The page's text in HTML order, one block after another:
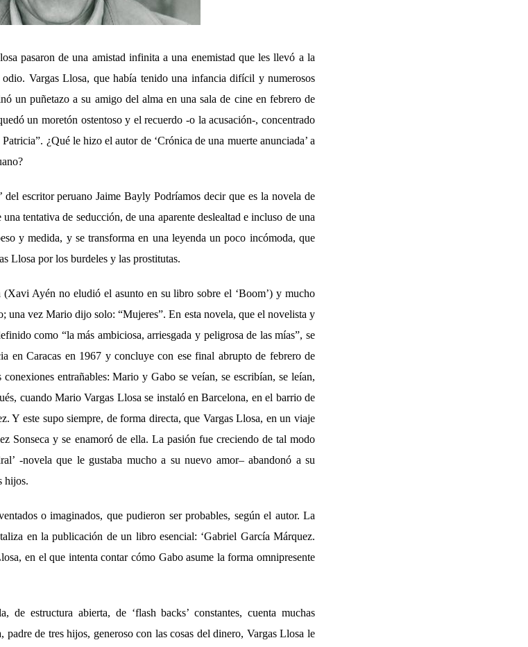
pasaron de una amistad infinita a una enemistad que les llevó a la
Vargas Llosa, que había tenido una infancia difícil y numerosos
un puñetazo a su amigo del alma en una sala de cine en febrero de
un moretón ostentoso y el recuerdo -o la acusación-, concentrado
¿Qué le hizo el autor de ‘Crónica de una muerte anunciada’ a
del escritor peruano Jaime Bayly Podríamos decir que es la novela de
tentativa de seducción, de una aparente deslealtad e incluso de una
y medida, y se transforma en una leyenda un poco incómoda, que
Llosa por los burdeles y las prostitutas.
Ayén no eludió el asunto en su libro sobre el ‘Boom’) y mucho
una vez Mario dijo solo: “Mujeres”. En esta novela, que el novelista y
como “la más ambiciosa, arriesgada y peligrosa de las mías”, se
en Caracas en 1967 y concluye con ese final abrupto de febrero de
entrañables: Mario y Gabo se veían, se escribían, se leían,
cuando Mario Vargas Llosa se instaló en Barcelona, en el barrio de
Y este supo siempre, de forma directa, que Vargas Llosa, en un viaje
Sonseca y se enamoró de ella. La pasión fue creciendo de tal modo
-novela que le gustaba mucho a su nuevo amor– abandonó a su
hijos.
o imaginados, que pudieron ser probables, según el autor. La
en la publicación de un libro esencial: ‘Gabriel García Márquez.
en el que intenta contar cómo Gabo asume la forma omnipresente
estructura abierta, de ‘flash backs’ constantes, cuenta muchas
padre de tres hijos, generoso con las cosas del dinero, Vargas Llosa le